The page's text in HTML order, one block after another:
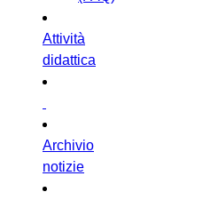
Attività
didattica
Archivio
notizie